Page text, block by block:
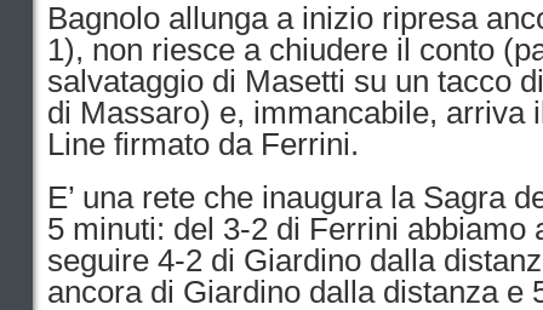
Bagnolo allunga a inizio ripresa
1), non riesce a chiudere il conto
salvataggio di Masetti su un tacco
di Massaro) e, immancabile, arriva
Line firmato da Ferrini.
E’ una rete che inaugura la Sagra
5 minuti: del 3-2 di Ferrini abbiamo
seguire 4-2 di Giardino dalla
ancora di Giardino dalla distanza e